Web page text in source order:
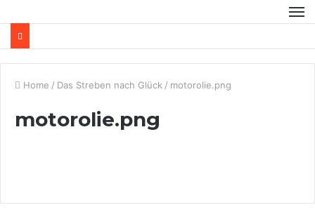
Home / Das Streben nach Glück / motorolie.png
motorolie.png